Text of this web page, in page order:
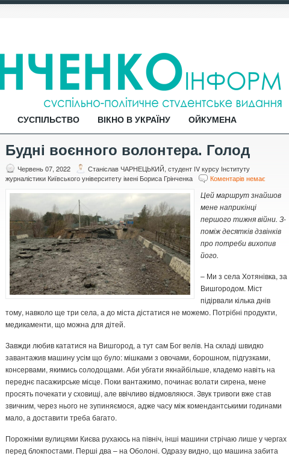
СУСПІЛЬСТВО ВІКНО В УКРАЇНУ ОЙКУМЕНА
Будні воєнного волонтера. Голод
Червень 07, 2022
Станіслав ЧАРНЕЦЬКИЙ, студент IV курсу Інституту
журналістики Київського університету імені Бориса Грінченка
Коментарів немає
Цей маршрут знайшов
мене наприкінці
першого тижня війни. З-
поміждесятків дзвінків
про потребивихопив
його.
– Ми з села Хотянівка, за
Вишгородом. Міст
підірвали кілька днів
тому, навколо ще три села, а до міста дістатися не можемо. Потрібні продукти,
медикаменти, що можна для дітей.
Завжди любив кататися на Вишгород, а тут сам Бог велів. На складі швидко
завантажив машину усім що було: мішками з овочами, борошном, підгузками,
консервами, якимись солодощами. Аби убгати якнайбільше, кладемо навіть на
переднє пасажирське місце. Поки вантажимо, починає волати сирена, мене
просять почекати у сховищі, але ввічливо відмовляюся. Звук тривоги вже став
звичним, через нього не зупиняємося, адже часу між комендантськими годинами
мало, а доставити треба багато.
Порожніми вулицями Києва рухаюсь на північ, інші машини стрічаю лише у чергах
перед блокпостами. Перші два – на Оболоні. Одразу видно, що машина забита